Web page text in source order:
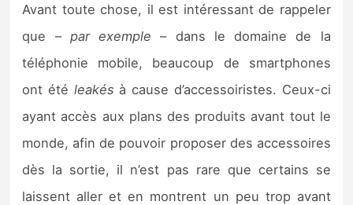
Tests de jeux
Tests d’accessoires
Autres tests
Previews
Précommandes
Avant toute chose, il est intéressant de rappeler
que – par exemple – dans le domaine de la
téléphonie mobile, beaucoup de smartphones
ont été leakés à cause d’accessoiristes. Ceux-ci
ayant accès aux plans des produits avant tout le
monde, afin de pouvoir proposer des accessoires
dès la sortie, il n’est pas rare que certains se
laissent aller et en montrent un peu trop avant